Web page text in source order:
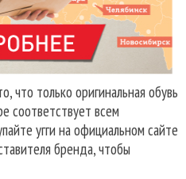
что только оригинальная обувь
соответствует всем
угги на официальном сайте
бренда, чтобы